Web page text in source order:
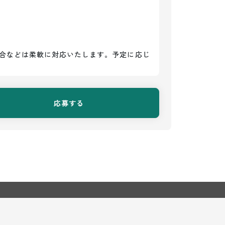
どは柔軟に対応いたします。予定に応じ
応募する